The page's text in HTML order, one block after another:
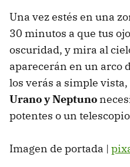
Una vez estés en una
30 minutos a que tus
oscuridad, y mira al
aparecerán en un arco
los verás a simple
Urano y Neptuno
potentes o un
Imagen de portada |